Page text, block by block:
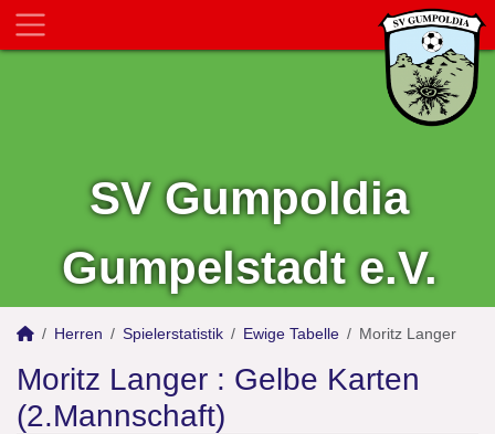
SV Gumpoldia
Gumpelstadt e.V.
Herren Spielerstatistik Ewige Tabelle Moritz Langer
Moritz Langer : Gelbe Karten
(2.Mannschaft)